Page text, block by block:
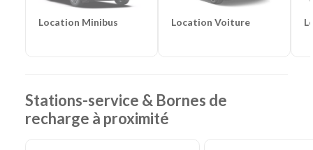
Lieu de prise en charge : Montaigu(à 40 km de La
Catégories d'utilitaires :Camions de déménagement
Frigorifiques -Véhicules de société -Camions de
chantier
Location Minibus Location Voiture
Stations-service & Bornes de
recharge à proximité